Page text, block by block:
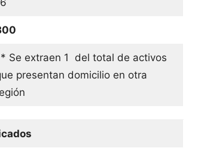
Se extraen 1 del total de activos
presentan domicilio en otra